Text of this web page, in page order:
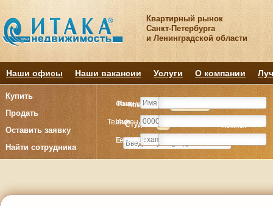
Квартирный рынок
Санкт-Петербурга
и Ленинградской области
Наши офисы Наши вакансии Услуги О компании
Купить
Продать
Оставить заявку
Найти сотрудника
Комнату
Студия Комнат
Комнату
Студия Комнат
Имя
Телефон
E-mail
Фамилия
Имя
Телефон